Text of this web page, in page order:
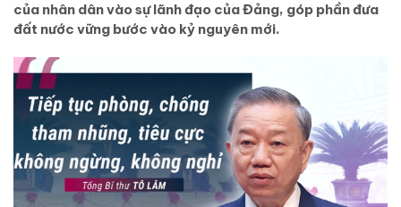
của nhân dân vào sự lãnh đạo của Đảng, góp phần đưa
đất nước vững bước vào kỷ nguyên mới.